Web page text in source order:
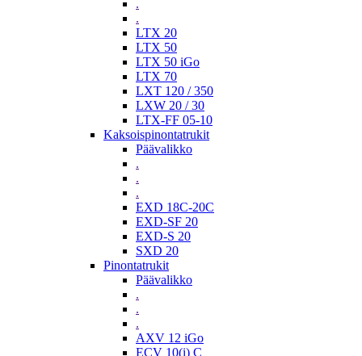
.
.
LTX 20
LTX 50
LTX 50 iGo
LTX 70
LXT 120 / 350
LXW 20 / 30
LTX-FF 05-10
Kaksoispinontatrukit
Päävalikko
.
.
.
EXD 18C-20C
EXD-SF 20
EXD-S 20
SXD 20
Pinontatrukit
Päävalikko
.
.
.
AXV 12 iGo
ECV 10(i) C